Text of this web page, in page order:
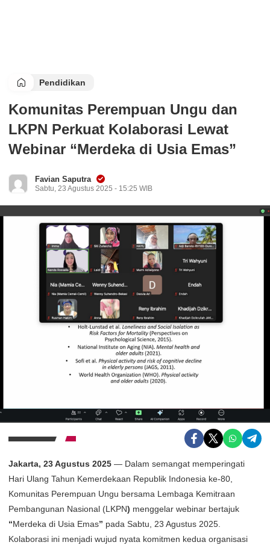
Pendidikan
Komunitas Perempuan Ungu dan
LKPN Perkuat Kolaborasi Lewat
Webinar “Merdeka di Usia Emas”
Favian Saputra
Sabtu, 23 Agustus 2025 - 15:25 WIB
Jakarta, 23 Agustus 2025 — Dalam semangat memperingati
Hari Ulang Tahun Kemerdekaan Republik Indonesia ke-80,
Komunitas Perempuan Ungu bersama Lembaga Kemitraan
Pembangunan Nasional (LKPN) menggelar webinar bertajuk
“Merdeka di Usia Emas” pada Sabtu, 23 Agustus 2025.
Kolaborasi ini menjadi wujud nyata komitmen kedua organisasi